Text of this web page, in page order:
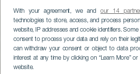
With your agreement, we andour 14
technologies to store, access, and process
website, IP addresses and cookie identifiers.
consent to process your data and rely on their
can withdraw your consent or object to data
interest at any time by clicking on “Learn More”
website.